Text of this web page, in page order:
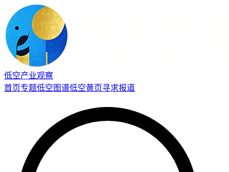
低空产业观察
首页专题低空图谱低空黄页寻求报道